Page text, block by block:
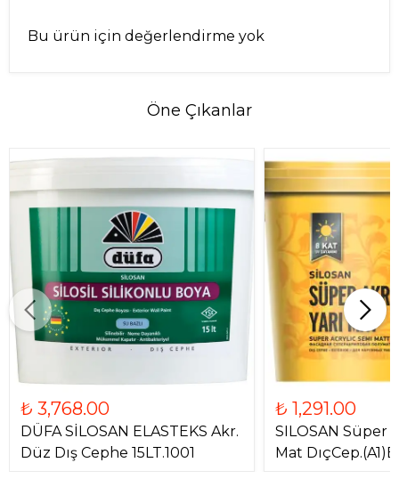
Bu ürün için değerlendirme yok
Öne Çıkanlar
₺ 3,768.00
DÜFA SİLOSAN ELASTEKS Akr.
Düz Dış Cephe 15LT.1001
₺ 1,291.00
SILOSAN Süper
Mat